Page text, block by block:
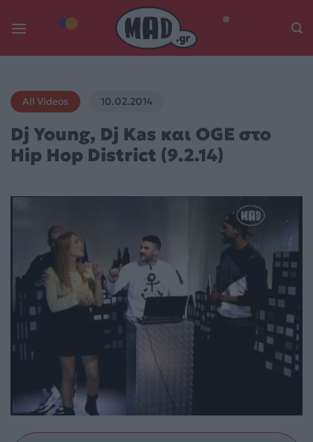
All Videos 10.02.2014
Dj Young, Dj Kas και OGE στο
Hip Hop District (9.2.14)